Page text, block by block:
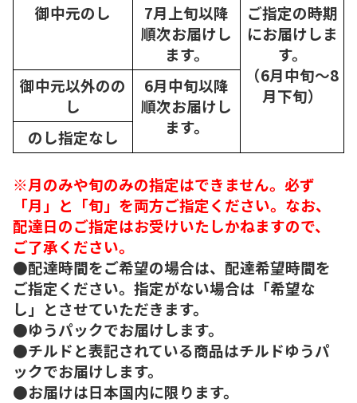
御中元のし
7月上旬以降
順次お届けし
ます。
ご指定の時期
にお届けしま
す。
（6月中旬～8
月下旬）
御中元以外のの
し
6月中旬以降
順次お届けし
ます。
のし指定なし
※月のみや旬のみの指定はできません。必ず
「月」と「旬」を両方ご指定ください。なお、
配達日のご指定はお受けいたしかねますので、
ご了承ください。
●配達時間をご希望の場合は、配達希望時間を
ご指定ください。指定がない場合は「希望な
し」とさせていただきます。
●ゆうパックでお届けします。
●チルドと表記されている商品はチルドゆうパ
ックでお届けします。
●お届けは日本国内に限ります。